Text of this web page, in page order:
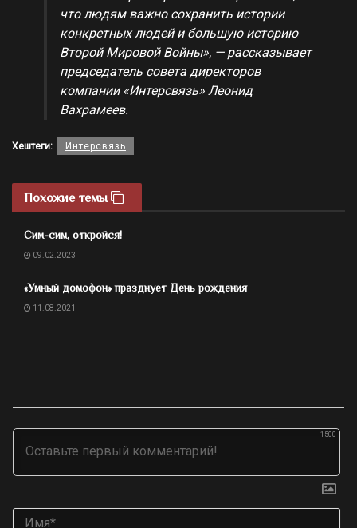
что людям важно сохранить истории
конкретных людей и большую историю
Второй Мировой Войны», — рассказывает
председатель совета директоров
компании «Интерсвязь» Леонид
Вахрамеев.
Хештеги: Интерсвязь
Похожие темы
Сим-сим, откройся!
09.02.2023
«Умный домофон» празднует День рождения
11.08.2021
1500